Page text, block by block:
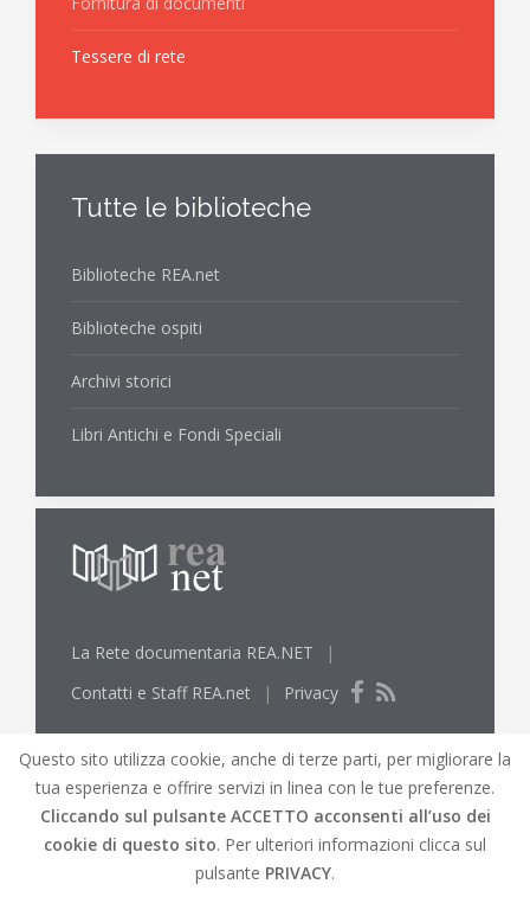
Tessere di rete
Tutte le biblioteche
Biblioteche REA.net
Biblioteche ospiti
Archivi storici
Libri Antichi e Fondi Speciali
La Rete documentaria REA.NET
|
Contatti e Staff REA.net
| Privacy
© REA.net 2019 |REA.netBiblioteche lungo l'Elsa
Mappa del Sito|Credits
Questo sito utilizza cookie, anche di terze parti, per migliorare la
tua esperienza e offrire servizi in linea con le tue preferenze.
Cliccando sul pulsante ACCETTO acconsenti all’uso dei
cookie di questo sito. Per ulteriori informazioni clicca sul
pulsante PRIVACY.